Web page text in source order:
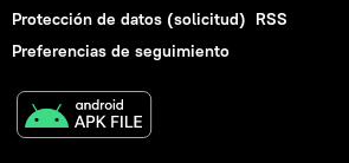
Protección de datos (solicitud) RSS
Preferencias de seguimiento